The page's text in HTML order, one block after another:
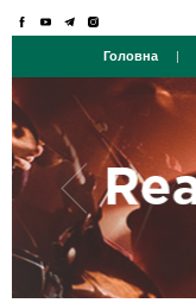
Головна |